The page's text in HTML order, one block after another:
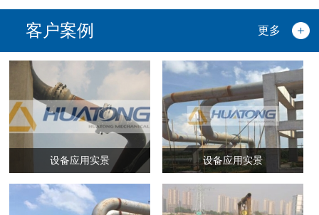
客户案例 更多
设备应用实景 设备应用实景